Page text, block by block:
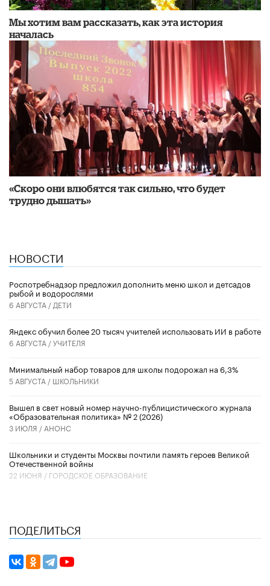
Мы хотим вам рассказать, как эта история
началась
«Скоро они влюбятся так сильно, что будет
трудно дышать»
НОВОСТИ
Роспотребнадзор предложил дополнить меню школ и детсадов
рыбой и водорослями
6 АВГУСТА / ДЕТИ
​Яндекс обучил более 20 тысяч учителей использовать ИИ в работе
6 АВГУСТА /УЧИТЕЛЯ
Минимальный набор товаров для школы подорожал на 6,3%
5 АВГУСТА / ШКОЛЬНИКИ
Вышел в свет новый номер научно-публицистического журнала
«Образовательная политика» № 2 (2026)
3 ИЮЛЯ / АНОНС
Школьники и студенты Москвы почтили память героев Великой
Отечественной войны
22 ИЮНЯ / ГОРОДСКОЕ ОБРАЗОВАНИЕ
ПОДЕЛИТЬСЯ